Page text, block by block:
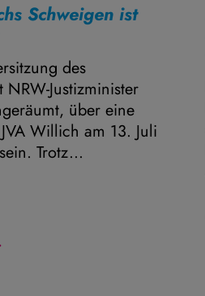
Schweigen ist
des
NRW-Justizminister
über eine
Willich am 13. Juli
Trotz...